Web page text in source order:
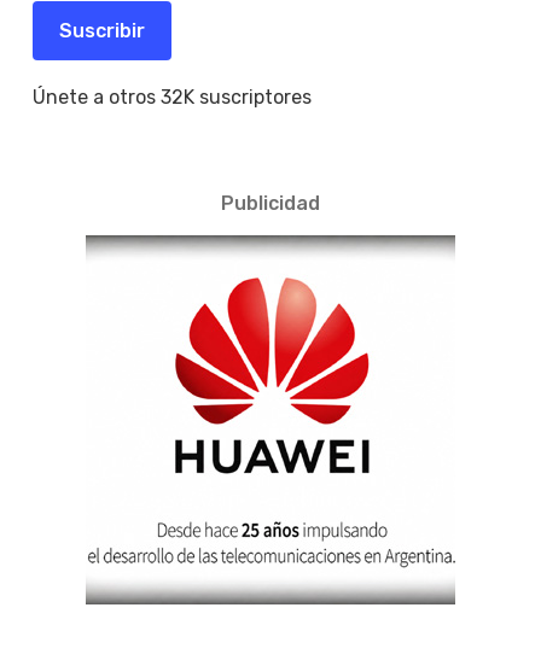
electrónico
Suscribir
Únete a otros 32K suscriptores
Publicidad